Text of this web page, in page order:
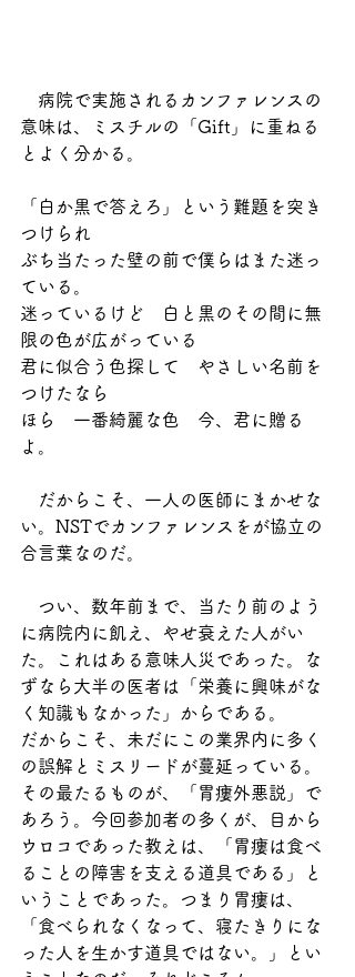
病院で実施されるカンファレンスの
意味は、ミスチルの「Gift」に重ねる
とよく分かる。
「白か黒で答えろ」という難題を突き
つけられ
ぶち当たった壁の前で僕らはまた迷っ
ている。
迷っているけど　白と黒のその間に無
限の色が広がっている
君に似合う色探して　やさしい名前を
つけたなら
ほら　一番綺麗な色　今、君に贈る
よ。
だからこそ、一人の医師にまかせな
い。NSTでカンファレンスをが協立の
合言葉なのだ。
つい、数年前まで、当たり前のよう
に病院内に飢え、やせ衰えた人がい
た。これはある意味人災であった。な
ずなら大半の医者は「栄養に興味がな
く知識もなかった」からである。
だからこそ、未だにこの業界内に多く
の誤解とミスリードが蔓延っている。
その最たるものが、「胃瘻外悪説」で
あろう。今回参加者の多くが、目から
ウロコであった教えは、「胃瘻は食べ
ることの障害を支える道具である」と
いうことであった。つまり胃瘻は、
「食べられなくなって、寝たきりにな
った人を生かす道具ではない。」とい